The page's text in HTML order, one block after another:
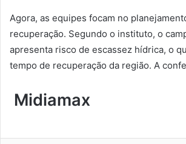
Agora, as equipes focam no
recuperação. Segundo o instituto, o
apresenta risco de escassez hídrica, o
tempo de recuperação da região. A
Midiamax